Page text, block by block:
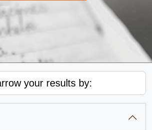
your results by: